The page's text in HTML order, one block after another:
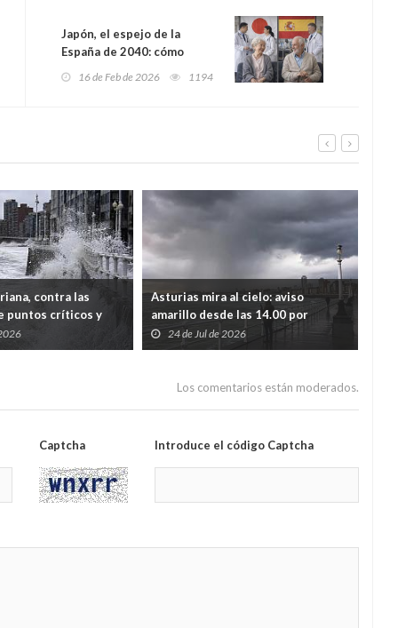
Japón, el espejo de la
España de 2040: cómo
reforzar la sanidad ante el
16 de Feb de 2026 1194
contra las
puntos críticos y
gastado tras los
Asturias mira al cielo: aviso
amarillo desde las 14.00 por
tormentas, granizo y lluvias
intensas
24 de Jul de 2026
Los comentarios están moderados.
Captcha Introduce el código Captcha